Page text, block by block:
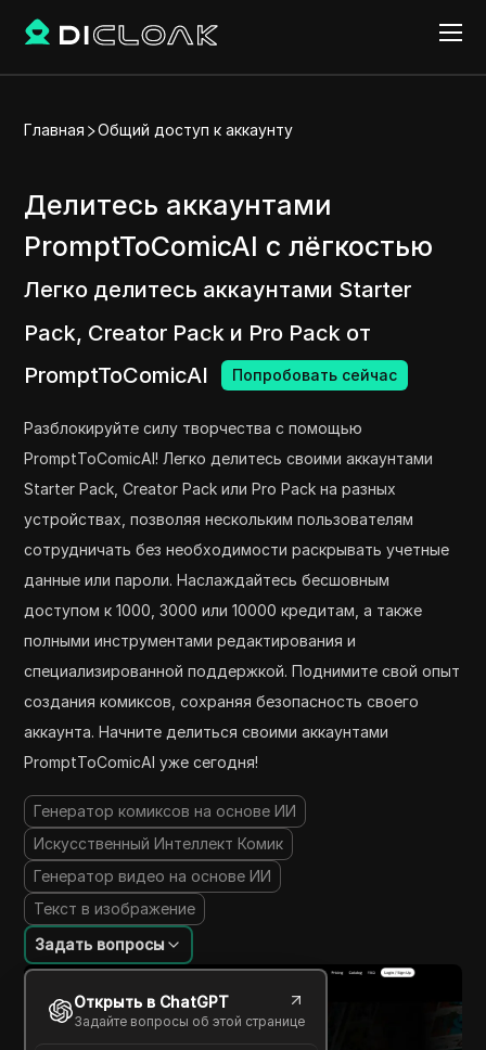
Главная Общий доступ к аккаунту
Делитесь аккаунтами
PromptToComicAI с лёгкостью
Легко делитесь аккаунтами Starter
Pack, Creator Pack и Pro Pack от
PromptToComicAI
Попробовать сейчас
Разблокируйте силу творчества с помощью
PromptToComicAI! Легко делитесь своими аккаунтами
Starter Pack, Creator Pack или Pro Pack на разных
устройствах, позволяя нескольким пользователям
сотрудничать без необходимости раскрывать учетные
данные или пароли. Наслаждайтесь бесшовным
доступом к 1000, 3000 или 10000 кредитам, а также
полными инструментами редактирования и
специализированной поддержкой. Поднимите свой опыт
создания комиксов, сохраняя безопасность своего
аккаунта. Начните делиться своими аккаунтами
PromptToComicAI уже сегодня!
Генератор комиксов на основе ИИ
Искусственный Интеллект Комик
Генератор видео на основе ИИ
Текст в изображение
Задать вопросы
Открыть в ChatGPT
Задайте вопросы об этой странице